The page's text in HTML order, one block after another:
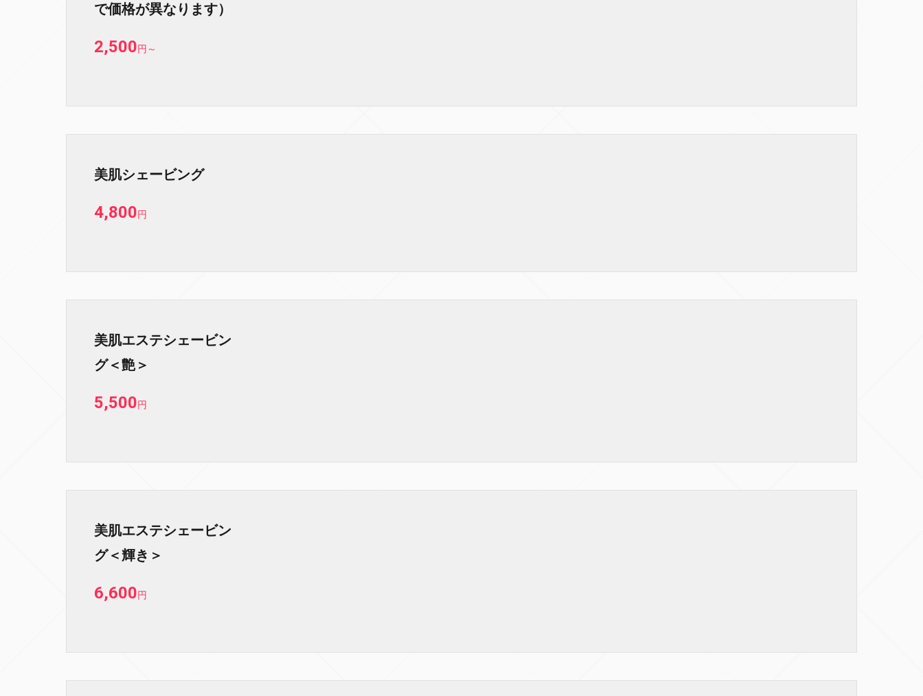
で価格が異なります）
2,500円 ～
美肌シェービング
4,800円
美肌エステシェービン
グ＜艶＞
5,500円
美肌エステシェービン
グ＜輝き＞
6,600円